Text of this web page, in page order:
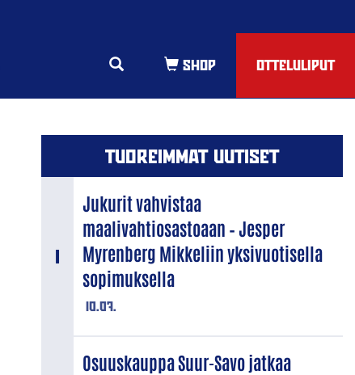
OTTELULIPUT
TUOREIMMAT UUTISET
10.07.
Jukurit vahvistaa
maalivahtiosastoaan – Jesper
Myrenberg Mikkeliin yksivuotisella
sopimuksella
Osuuskauppa Suur-Savo jatkaa